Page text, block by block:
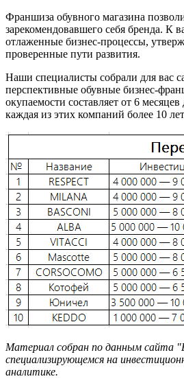
Франшиза обувного магазина
зарекомендовавшего себя бренда. К
отлаженные бизнес-процессы,
проверенные пути развития.
Наши специалисты собрали для вас
перспективные обувные бизнес-
окупаемости составляет от 6
каждая из этих компаний более 10
Материал собран по данным сайта
специализирующемся на
аналитике.